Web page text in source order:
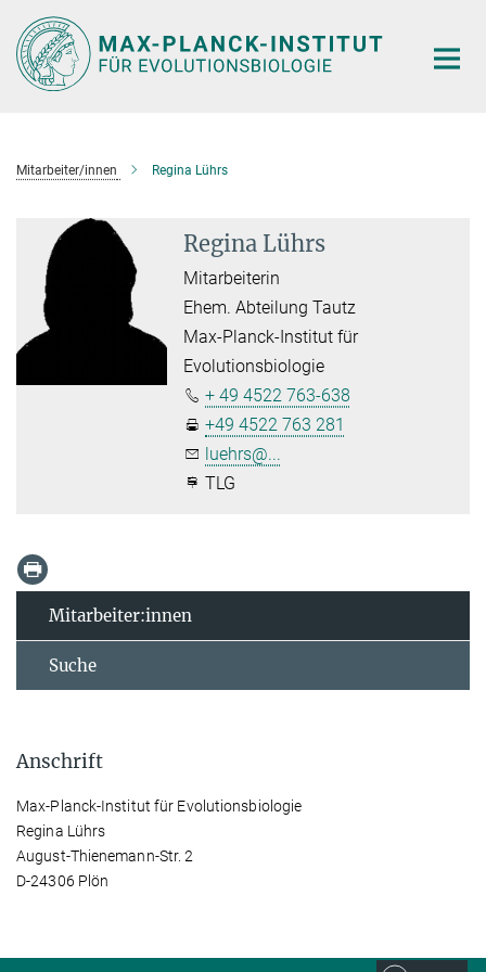
Hauptinhalt
Mitarbeiter/innen Regina Lührs
Regina Lührs
Mitarbeiterin
Ehem. Abteilung Tautz
Max-Planck-Institut für
Evolutionsbiologie
+ 49 4522 763-638
+49 4522 763 281
luehrs@...
TLG
Mitarbeiter:innen
Suche
Anschrift
Max-Planck-Institut für Evolutionsbiologie
Regina Lührs
August-Thienemann-Str. 2
D-24306 Plön